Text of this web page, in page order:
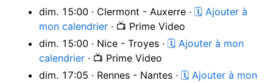
dim. 15:00 · Clermont - Auxerre · 🗓 Ajouter à
mon calendrier · 📺 Prime Video
dim. 15:00 · Nice - Troyes · 🗓 Ajouter à mon
calendrier · 📺 Prime Video
dim. 17:05 · Rennes - Nantes · 🗓 Ajouter à mon